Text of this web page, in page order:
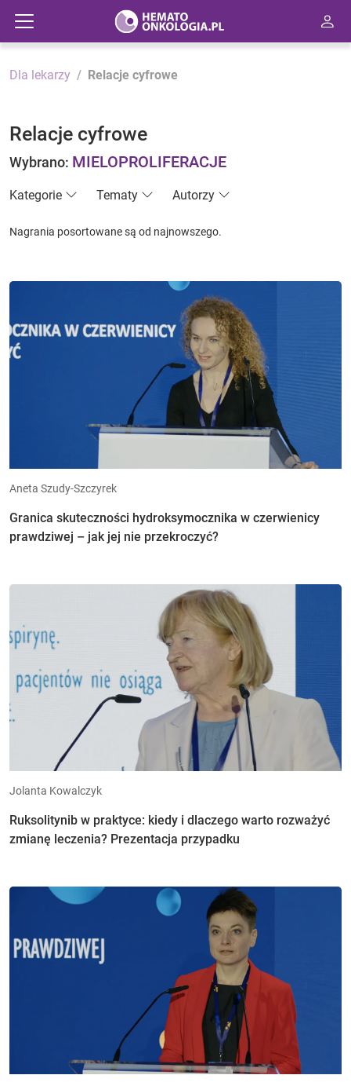
Dla lekarzy Relacje cyfrowe
Relacje cyfrowe
Wybrano: MIELOPROLIFERACJE
Kategorie Tematy Autorzy
Nagrania posortowane są od najnowszego.
Aneta Szudy-Szczyrek
Granica skuteczności hydroksymocznika w czerwienicy
prawdziwej – jak jej nie przekroczyć?
Jolanta Kowalczyk
Ruksolitynib w praktyce: kiedy i dlaczego warto rozważyć
zmianę leczenia? Prezentacja przypadku